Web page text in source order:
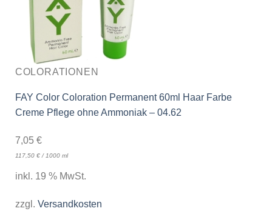
COLORATIONEN
FAY Color Coloration Permanent 60ml Haar Farbe
Creme Pflege ohne Ammoniak – 04.62
7,05 €
117,50 €/1000 ml
inkl. 19 % MwSt.
zzgl. Versandkosten